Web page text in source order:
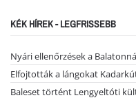
KÉK HÍREK - LEGFRISSEBB
Nyári ellenőrzések a
Elfojtották a lángokat
Baleset történt Lengyeltóti